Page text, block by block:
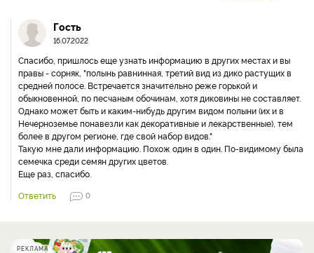
Гость
16.07.2022
Спасибо, пришлось еще узнать информацию в других местах и вы
правы - сорняк, "полынь равнинная, третий вид из дико растущих в
средней полосе. Встречается значительно реже горькой и
обыкновенной, по песчаным обочинам, хотя диковины не составляет.
Однако может быть и каким-нибудь другим видом полыни (их и в
Нечерноземье понавезли как декоративные и лекарственные), тем
более в другом регионе, где свой набор видов."
Такую мне дали информацию. Похож один в один. По-видимому была
семечка среди семян других цветов.
Еще раз, спасибо.
Ответить
0
РЕКЛАМА